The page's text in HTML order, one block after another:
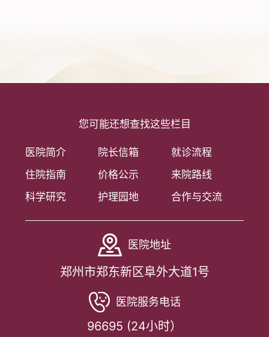
您可能还想查找这些栏目
医院简介 院长信箱
就诊流程
住院指南
价格公示
来院路线
科学研究
护理园地 合作与交流
医院地址
郑州市郑东新区阜外大道1号
医院服务电话
96695 (24小时）